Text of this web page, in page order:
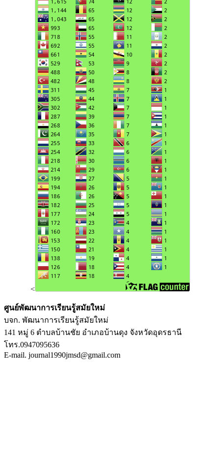
<
ศูนย์พัฒนาการเรียนรู้สมัยใหม่
บจก. พัฒนาการเรียนรู้สมัยใหม่
141 หมู่ 6 ตำบลบ้านชัย อำเภอบ้านดุง จังหวัดอุดรธานี
โทร.0947095636
E-mail. journal1990jmsd@gmail.com